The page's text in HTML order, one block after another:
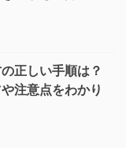
正しい手順は？
注意点をわかり